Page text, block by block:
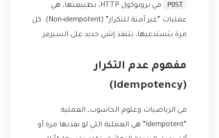
POST
في بروتوكول HTTP، بطبيعتها، هي
عمليات “غير آمنة للتكرار” (Non-idempotent). كل
مرة بتستدعيها، بتنفذ إشي جديد على السيرفر.
مفهوم عدم التكرار
(Idempotency)
في الرياضيات وعلوم الحاسوب، العملية
“Idempotent” هي العملية اللي لو نفذتها مرة أو